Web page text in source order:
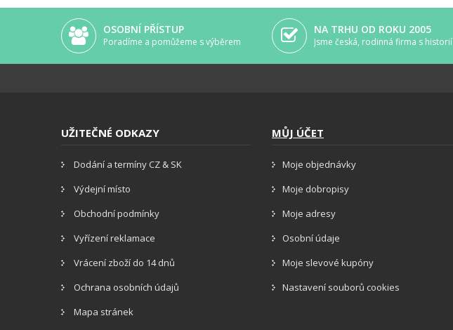
OSOBNÍ PŘÍSTUP
Poradíme a pomůžeme s výběrem
NA TRHU OD ROKU 2005
Jsme česká, rodinná firma s historií
UŽITEČNÉ ODKAZY
Dodání a termíny CZ & SK
Výdejní místo
Obchodní podmínky
Vyřízení reklamace
Vrácení zboží do 14 dnů
Ochrana osobních údajů
Mapa stránek
MŮJ ÚČET
Moje objednávky
Moje dobropisy
Moje adresy
Osobní údaje
Moje slevové kupóny
Nastavení souborů cookies